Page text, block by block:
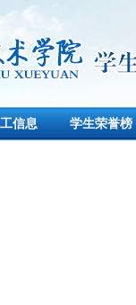
信息 学生荣誉榜